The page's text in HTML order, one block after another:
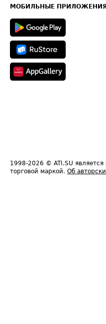
Техническая информация
МОБИЛЬНЫЕ ПРИЛОЖЕНИЯ
1998-2026 © ATI.SU
торговой маркой. Об